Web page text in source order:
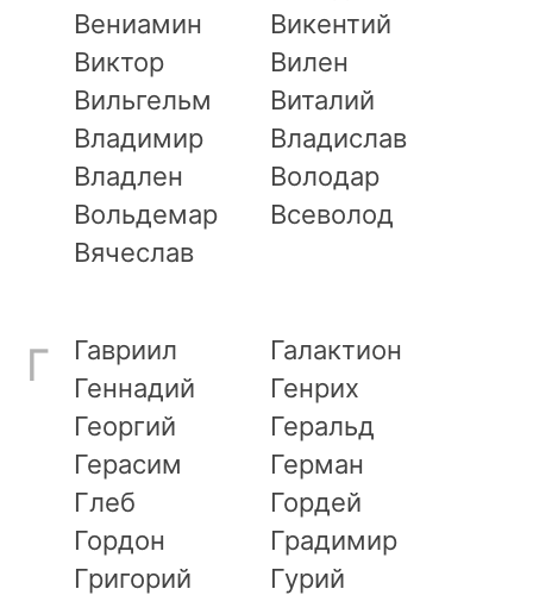
Вениамин
Викентий
Виктор
Вилен
Вильгельм
Виталий
Владимир
Владислав
Владлен
Володар
Вольдемар
Всеволод
Вячеслав
Г Гавриил
Галактион
Геннадий
Генрих
Георгий
Геральд
Герасим
Герман
Глеб
Гордей
Гордон
Градимир
Григорий
Гурий